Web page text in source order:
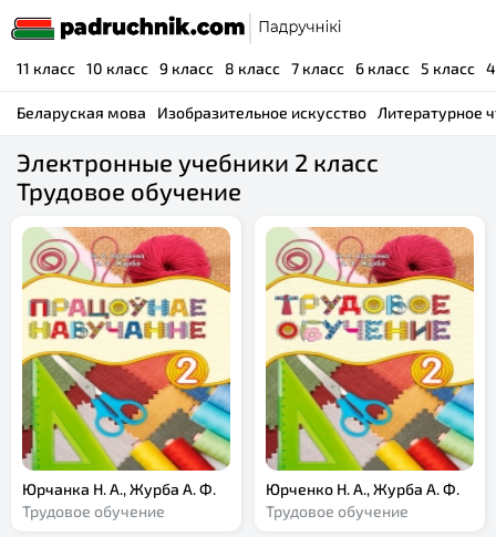
11 класс 10 класс 9 класс 8 класс 7 класс 6 класс 5 класс
Беларуская мова Изобразительное искусство Литературное
Электронные учебники 2 класс
Трудовое обучение
Юрчанка Н. А., Журба А. Ф.
Трудовое обучение
Юрченко Н. А., Журба А. Ф.
Трудовое обучение